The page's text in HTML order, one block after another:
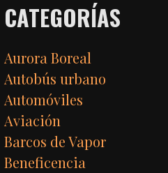
CATEGORÍAS
Aurora Boreal
Autobús urbano
Automóviles
Aviación
Barcos de Vapor
Beneficencia